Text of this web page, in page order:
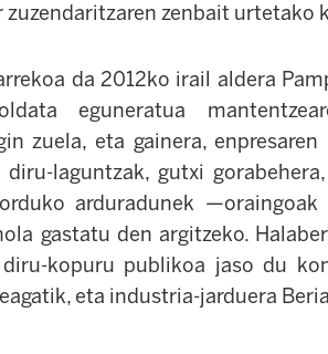
zuzendaritzaren zenbait urtetako
da 2012ko irail aldera
eguneratua
zuela, eta gainera,
laguntzak, gutxi
arduradunek
gastatu den argitzeko.
kopuru publikoa jaso du
eta industria-jarduera